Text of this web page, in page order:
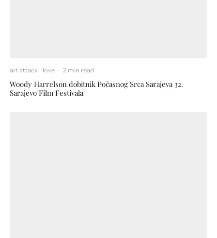
art attack love · 2 min read
Woody Harrelson dobitnik Počasnog Srca Sarajeva 32.
Sarajevo Film Festivala